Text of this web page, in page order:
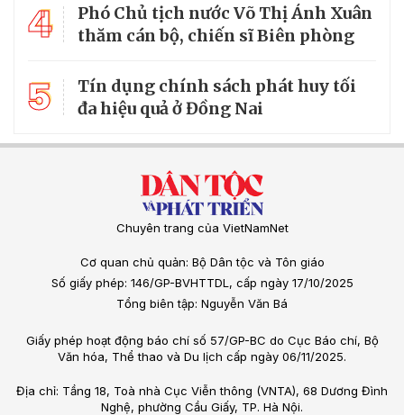
4
Phó Chủ tịch nước Võ Thị Ánh Xuân
thăm cán bộ, chiến sĩ Biên phòng
5
Tín dụng chính sách phát huy tối
đa hiệu quả ở Đồng Nai
Chuyên trang của VietNamNet
Cơ quan chủ quản: Bộ Dân tộc và Tôn giáo
Số giấy phép: 146/GP-BVHTTDL, cấp ngày 17/10/2025
Tổng biên tập: Nguyễn Văn Bá
Giấy phép hoạt động báo chí số 57/GP-BC do Cục Báo chí, Bộ
Văn hóa, Thể thao và Du lịch cấp ngày 06/11/2025.
Địa chỉ: Tầng 18, Toà nhà Cục Viễn thông (VNTA), 68 Dương Đình
Nghệ, phường Cầu Giấy, TP. Hà Nội.